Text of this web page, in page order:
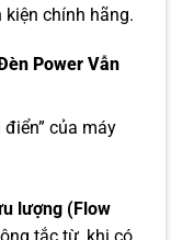
kiện chính hãng.
Power Vẫn
của máy
lượng (Flow